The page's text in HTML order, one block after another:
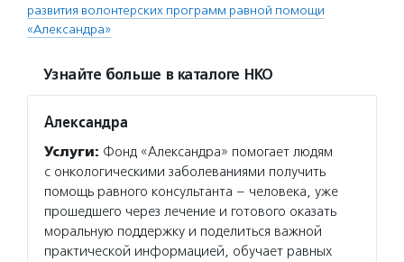
развития волонтерских программ равной помощи
«Александра»
Узнайте больше в каталоге НКО
Александра
Услуги: Фонд «Александра» помогает людям
с онкологическими заболеваниями получить
помощь равного консультанта – человека, уже
прошедшего через лечение и готового оказать
моральную поддержку и поделиться важной
практической информацией, обучает равных